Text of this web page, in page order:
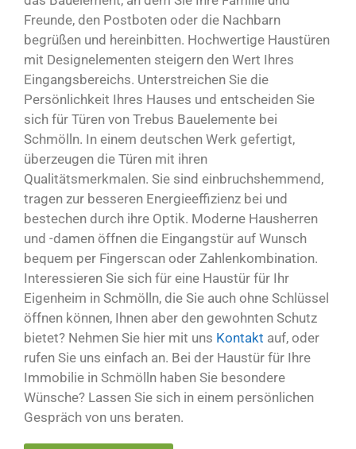
Freunde, den Postboten oder die Nachbarn
begrüßen und hereinbitten. Hochwertige Haustüren
mit Designelementen steigern den Wert Ihres
Eingangsbereichs. Unterstreichen Sie die
Persönlichkeit Ihres Hauses und entscheiden Sie
sich für Türen von Trebus Bauelemente bei
Schmölln. In einem deutschen Werk gefertigt,
überzeugen die Türen mit ihren
Qualitätsmerkmalen. Sie sind einbruchshemmend,
tragen zur besseren Energieeffizienz bei und
bestechen durch ihre Optik. Moderne Hausherren
und -damen öffnen die Eingangstür auf Wunsch
bequem per Fingerscan oder Zahlenkombination.
Interessieren Sie sich für eine Haustür für Ihr
Eigenheim in Schmölln, die Sie auch ohne Schlüssel
öffnen können, Ihnen aber den gewohnten Schutz
bietet? Nehmen Sie hier mit uns Kontakt auf, oder
rufen Sie uns einfach an. Bei der Haustür für Ihre
Immobilie in Schmölln haben Sie besondere
Wünsche? Lassen Sie sich in einem persönlichen
Gespräch von uns beraten.